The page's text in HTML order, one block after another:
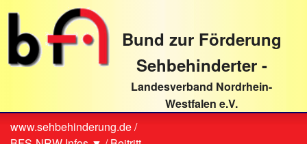
direkt
Textinhalt
Bund zur Förderung
Sehbehinderter -
Landesverband Nordrhein-
Westfalen e.V.
Sie
www.sehbehinderung.de/